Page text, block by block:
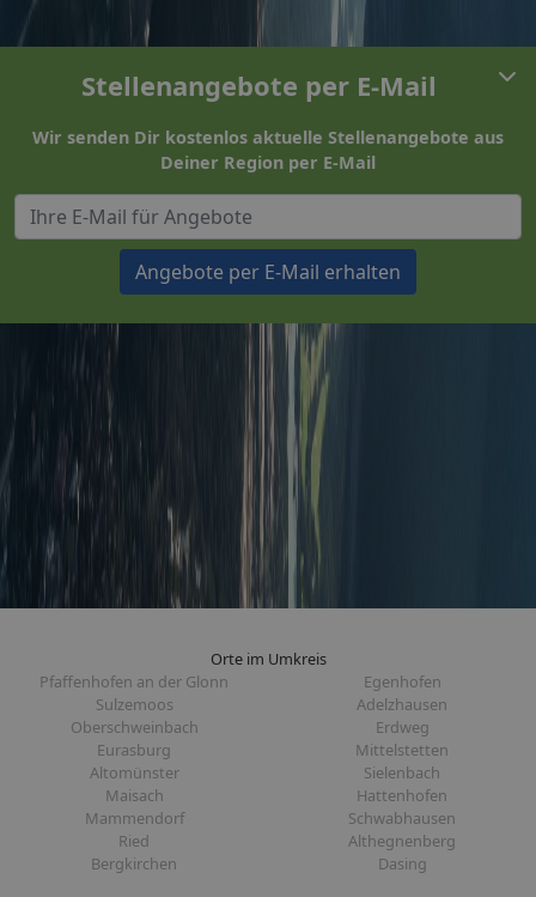
Stellenangebote per E-Mail
Wir senden Dir kostenlos aktuelle Stellenangebote aus
Deiner Region per E-Mail
Angebote per E-Mail erhalten
Orte im Umkreis
Pfaffenhofen an der Glonn
Egenhofen
Sulzemoos
Adelzhausen
Oberschweinbach
Erdweg
Eurasburg
Mittelstetten
Altomünster
Sielenbach
Maisach
Hattenhofen
Mammendorf
Schwabhausen
Ried
Althegnenberg
Bergkirchen
Dasing